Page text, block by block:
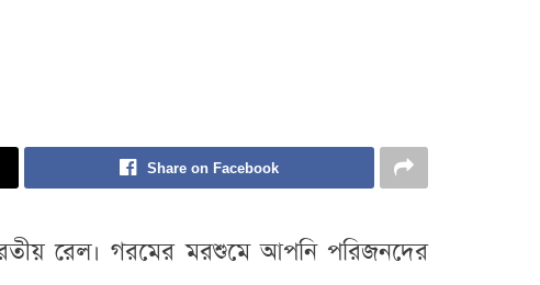
Share on Facebook
রেল। গরমের মরশুমে আপনি পরিজনদের